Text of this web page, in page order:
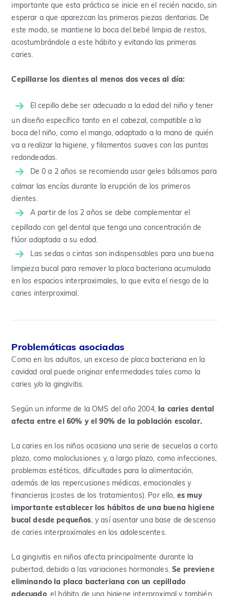
importante que esta práctica se inicie en el recién nacido, sin
esperar a que aparezcan las primeras piezas dentarias. De
este modo, se mantiene la boca del bebé limpia de restos,
acostumbrándole a este hábito y evitando las primeras
caries.
Cepillarse los dientes al menos dos veces al día:
El cepillo debe ser adecuado a la edad del niño y tener
un diseño específico tanto en el cabezal, compatible a la
boca del niño, como el mango, adaptado a la mano de quién
va a realizar la higiene, y filamentos suaves con las puntas
redondeadas.
De 0 a 2 años se recomienda usar geles bálsamos para
calmar las encías durante la erupción de los primeros
dientes.
A partir de los 2 años se debe complementar el
cepillado con gel dental que tenga una concentración de
flúor adaptada a su edad.
Las sedas o cintas son indispensables para una buena
limpieza bucal para remover la placa bacteriana acumulada
en los espacios interproximales, lo que evita el riesgo de la
caries interproximal.
Problemáticas asociadas
Como en los adultos, un exceso de placa bacteriana en la
cavidad oral puede originar enfermedades tales como la
caries y/o la gingivitis.
Según un informe de la OMS del año 2004,la caries dental
afecta entre el 60% y el 90% de la población escolar.
La caries en los niños ocasiona una serie de secuelas a corto
plazo, como maloclusiones y, a largo plazo, como infecciones,
problemas estéticos, dificultades para la alimentación,
además de las repercusiones médicas, emocionales y
financieras (costes de los tratamientos). Por ello, es muy
importante establecer los hábitos de una buena higiene
bucal desde pequeños, y así asentar una base de descenso
de caries interproximales en los adolescentes.
La gingivitis en niños afecta principalmente durante la
pubertad, debido a las variaciones hormonales.Se previene
eliminando la placa bacteriana con un cepillado
adecuado, el hábito de una higiene interproximal y también